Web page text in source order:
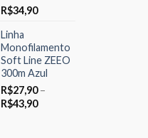
R$34,90
Linha
Monofilamento
Soft Line ZEEO
300m Azul
R$27,90 –
R$43,90Price